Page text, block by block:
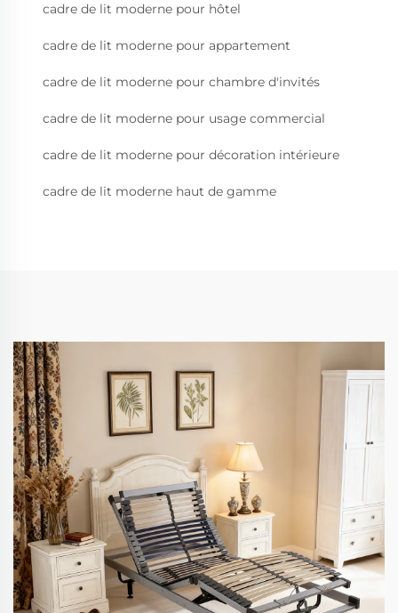
cadre de lit moderne pour hôtel
cadre de lit moderne pour appartement
cadre de lit moderne pour chambre d'invités
cadre de lit moderne pour usage commercial
cadre de lit moderne pour décoration intérieure
cadre de lit moderne haut de gamme